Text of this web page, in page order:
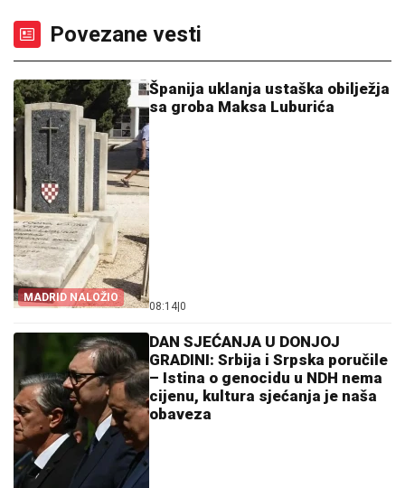
Povezane vesti
MADRID NALOŽIO
Španija uklanja ustaška obilježja
sa groba Maksa Luburića
08:14 0
DAN SJEĆANJA U DONJOJ
GRADINI: Srbija i Srpska poručile
– Istina o genocidu u NDH nema
cijenu, kultura sjećanja je naša
obaveza